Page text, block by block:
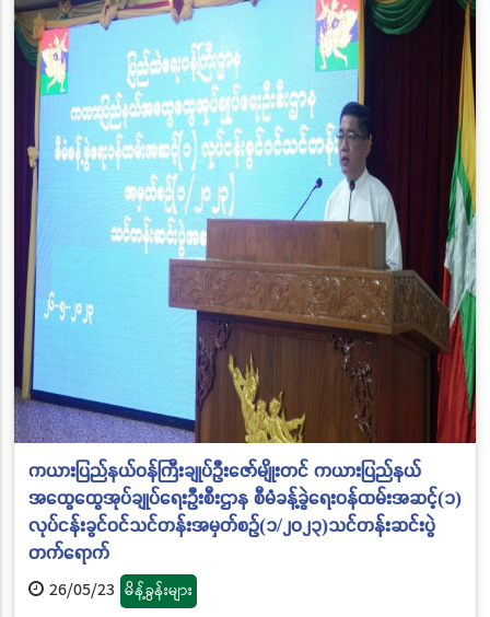
ကယားပြည်နယ်ဝန်ကြီးချုပ်ဦးဇော်မျိုးတင် ကယားပြည်နယ်
အထွေထွေအုပ်ချုပ်ရေးဦးစီးဌာန စီမံခန့်ခွဲရေးဝန်ထမ်းအဆင့်(၁)
လုပ်ငန်းခွင်ဝင်သင်တန်းအမှတ်စဉ်(၁/၂၀၂၃)သင်တန်းဆင်းပွဲ
တက်ရောက်
26/05/23 မိန့်ခွန်းများ